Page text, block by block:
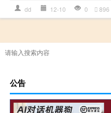
dd 12-10 0 896
公告